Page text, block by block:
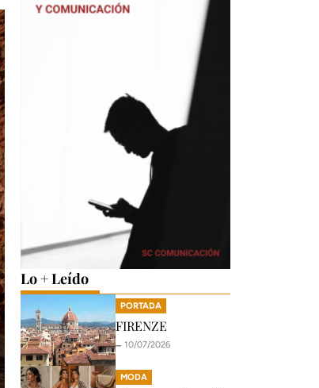
Lo + Leído
PORTADA
FIRENZE
🗕️ 10/07/2026
MODA